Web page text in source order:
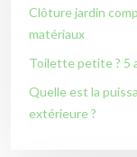
Clôture jardin
matériaux
Toilette petite ? 5
Quelle est la
extérieure ?